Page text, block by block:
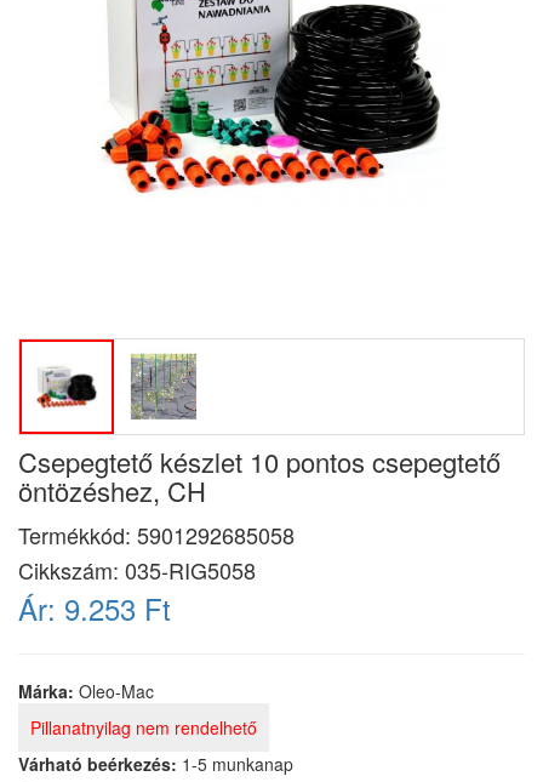
Csepegtető készlet 10 pontos csepegtető
öntözéshez, CH
Termékkód: 5901292685058
Cikkszám: 035-RIG5058
Ár: 9.253 Ft
Márka: Oleo-Mac
Pillanatnyilag nem rendelhető
Várható beérkezés: 1-5 munkanap